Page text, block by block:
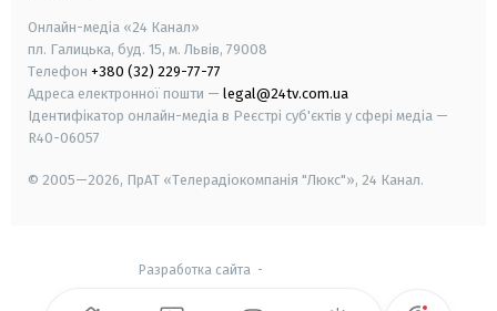
Онлайн-медіа «24 Канал»
пл. Галицька, буд. 15, м. Львів, 79008
Телефон +380 (32) 229-77-77
Адреса електронної пошти — legal@24tv.com.ua
Ідентифікатор онлайн-медіа в Реєстрі суб'єктів у сфері медіа —
R40-06057
© 2005—2026, ПрАТ «Телерадіокомпанія "Люкс"», 24 Канал.
Разработка сайта -